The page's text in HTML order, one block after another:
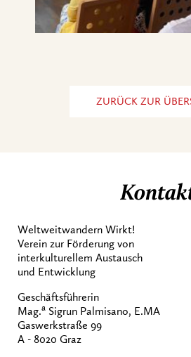
ZURÜCK ZUR
Weltweitwandern Wirkt!
Verein zur Förderung von
interkulturellem Austausch
und Entwicklung
Geschäftsführerin
Mag.a Sigrun Palmisano, E.MA
Gaswerkstraße 99
A - 8020 Graz